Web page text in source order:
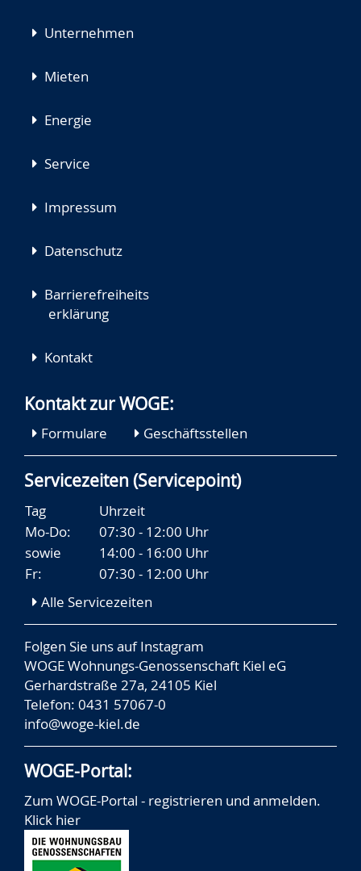
Unternehmen
Mieten
Energie
Service
Impressum
Datenschutz
Barrierefreiheits
erklärung
Kontakt
Kontakt zur WOGE:
Formulare Geschäftsstellen
Servicezeiten (Servicepoint)
Tag
Uhrzeit
Mo-Do:
07:30 - 12:00 Uhr
sowie
14:00 - 16:00 Uhr
Fr:
07:30 - 12:00 Uhr
Alle Servicezeiten
Folgen Sie uns aufInstagram
WOGE Wohnungs-Genossenschaft Kiel eG
Gerhardstraße 27a, 24105 Kiel
Telefon: 0431 57067-0
info@woge-kiel.de
WOGE-Portal:
Zum WOGE-Portal - registrieren und anmelden.
Klick hier